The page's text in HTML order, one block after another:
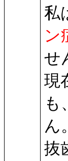
私
ン
せ
現
も
ん。
抜